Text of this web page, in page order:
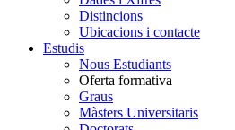
Distincions
Ubicacions i contacte
Estudis
Nous Estudiants
Oferta formativa
Graus
Màsters Universitaris